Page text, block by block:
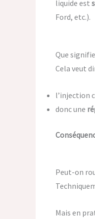
liquide est
Ford, etc.).
Que
Cela veut
l’injection
donc une
Peut-on
Mais en